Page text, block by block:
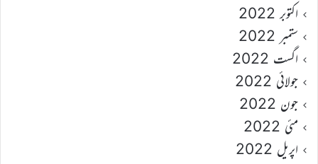
اکتوبر 2022
ستمبر 2022
اگست 2022
جولائی 2022
جون 2022
مئی 2022
اپریل 2022